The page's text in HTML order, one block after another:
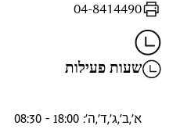
04-8414490
שעות פעילות
א',ב',ג',ד',ה': 18:00 - 08:30